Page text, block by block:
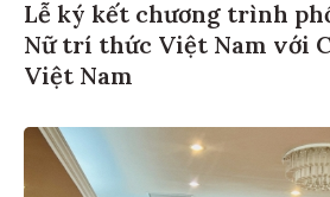
Lễ ký kết chương trình
Nữ trí thức Việt Nam với
Việt Nam